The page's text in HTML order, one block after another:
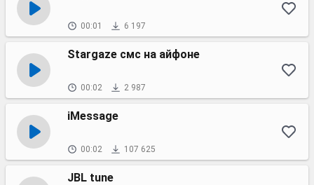
00:01 6 197
Stargaze смс на айфоне
00:02 2 987
iMessage
00:02 107 625
JBL tune